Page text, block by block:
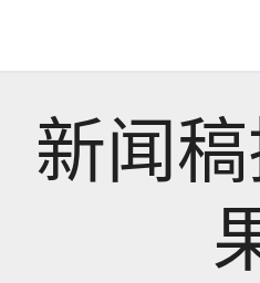
新闻